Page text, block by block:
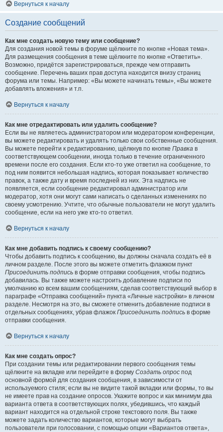
Вернуться к началу
Создание сообщений
Как мне создать новую тему или сообщение?
Для создания новой темы в форуме щёлкните по кнопке «Новая тема».
Для размещения сообщения в теме щёлкните по кнопке «Ответить».
Возможно, придётся зарегистрироваться, прежде чем отправить
сообщение. Перечень ваших прав доступа находится внизу страниц
форума или темы. Например: «Вы можете начинать темы», «Вы можете
добавлять вложения» и т.п.
Вернуться к началу
Как мне отредактировать или удалить сообщение?
Если вы не являетесь администратором или модератором конференции,
вы можете редактировать и удалять только свои собственные сообщения.
Вы можете перейти к редактированию, щёлкнув по кнопке Правка в
соответствующем сообщении, иногда только в течение ограниченного
времени после его создания. Если кто-то уже ответил на сообщение, то
под ним появится небольшая надпись, которая показывает количество
правок, а также дату и время последней из них. Эта надпись не
появляется, если сообщение редактировал администратор или
модератор, хотя они могут сами написать о сделанных изменениях по
своему усмотрению. Учтите, что обычные пользователи не могут удалить
сообщение, если на него уже кто-то ответил.
Вернуться к началу
Как мне добавить подпись к своему сообщению?
Чтобы добавить подпись к сообщению, вы должны сначала создать её в
личном разделе. После этого вы можете отметить флажком пункт
Присоединить подпись в форме отправки сообщения, чтобы подпись
добавилась. Вы также можете настроить добавление подписи по
умолчанию ко всем вашим сообщениям, сделав соответствующий выбор в
параграфе «Отправка сообщений» пункта «Личные настройки» в личном
разделе. Несмотря на это, вы сможете отменить добавление подписи в
отдельных сообщениях, убрав флажок Присоединить подпись в форме
отправки сообщения.
Вернуться к началу
Как мне создать опрос?
При создании темы или редактировании первого сообщения темы
щёлкните на вкладке или перейдите в форму Создать опрос под
основной формой для создания сообщения, в зависимости от
используемого стиля; если вы не видите такой вкладки или формы, то вы
не имеете прав на создание опросов. Укажите вопрос и как минимум два
варианта ответа в соответствующих полях, убедившись, что каждый
вариант находится на отдельной строке текстового поля. Вы также
можете задать количество вариантов, которые могут выбрать
пользователи при голосовании, с помощью опции «Вариантов ответа»,